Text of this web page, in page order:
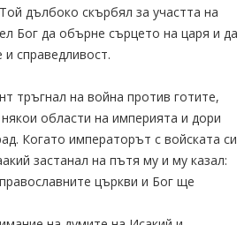
дълбоко скърбял за участта на
Бог да обърне сърцето на царя и да
справедливост.
тръгнал на война против готите,
области на империята и дори
Когато императорът с войската си
застанал на пътя му и му казал:
църкви и Бог ще